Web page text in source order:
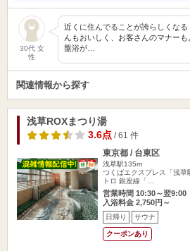
30代 女
性
近くに住んでることが誇らしくな
んもおいしく、お客さんのマナー
盤浴が…
関連情報から探す
浅草ROXまつり湯
3.6点 / 61 件
東京都 / 台東区
浅草駅135m
つくばエクスプレス「浅草
トロ 銀座線「…
営業時間 10:30～翌9:00
入浴料金 2,750円～
日帰り サウナ
クーポンあり